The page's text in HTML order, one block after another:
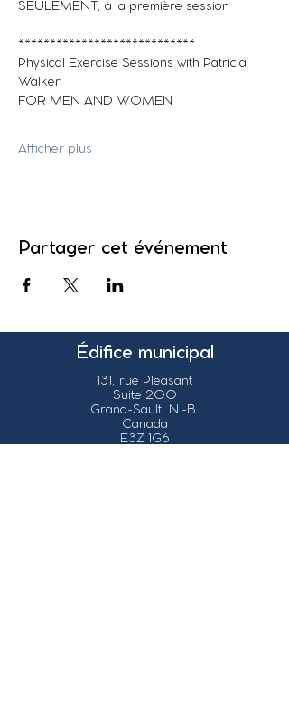
SEULEMENT, à la première session
****************************
Physical Exercise Sessions with Patricia
Walker
FOR MEN AND WOMEN
Afficher plus
Partager cet événement
Édifice municipal
131, rue Pleasant
Suite 200
Grand-Sault, N.-B.
Canada
E3Z 1G6